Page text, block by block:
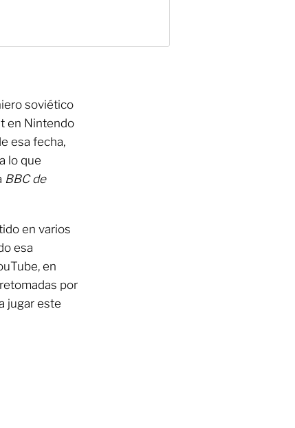
soviético
en Nintendo
esa fecha,
lo que
BBC de
en varios
esa
en
por
jugar este